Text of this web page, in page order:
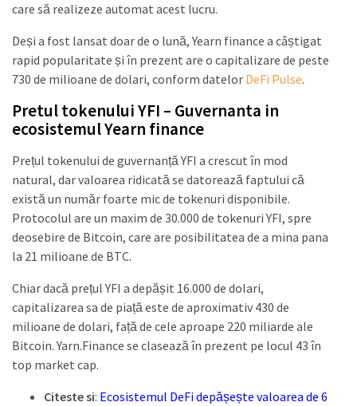
care să realizeze automat acest lucru.
Deși a fost lansat doar de o lună, Yearn finance a câștigat
rapid popularitate și în prezent are o capitalizare de peste
730 de milioane de dolari, conform datelor DeFi Pulse.
Pretul tokenului YFI – Guvernanta in
ecosistemul Yearn finance
Prețul tokenului de guvernanță YFI a crescut în mod
natural, dar valoarea ridicată se datorează faptului că
există un număr foarte mic de tokenuri disponibile.
Protocolul are un maxim de 30.000 de tokenuri YFI, spre
deosebire de Bitcoin, care are posibilitatea de a mina pana
la 21 milioane de BTC.
Chiar dacă prețul YFI a depășit 16.000 de dolari,
capitalizarea sa de piață este de aproximativ 430 de
milioane de dolari, față de cele aproape 220 miliarde ale
Bitcoin. Yarn.Finance se clasează în prezent pe locul 43 în
top market cap.
Citeste si: Ecosistemul DeFi depășește valoarea de 6